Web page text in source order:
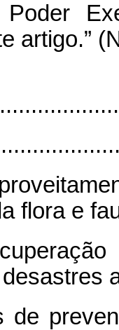
artigo.”
flora e
de